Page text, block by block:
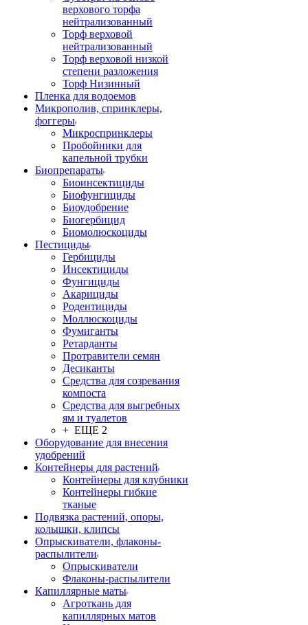
верхового торфа
нейтрализованный
Торф верховой
нейтрализованный
Торф верховой низкой
степени разложения
Торф Низинный
Пленка для водоемов
Микрополив, спринклеры,
фоггеры
Микроспринклеры
Пробойники для
капельной трубки
Биопрепараты
Биоинсектициды
Биофунгициды
Биоудобрение
Биогербицид
Биомолюскоциды
Пестициды
Гербициды
Инсектициды
Фунгициды
Акарициды
Родентициды
Моллюскоциды
Фумиганты
Ретарданты
Протравители семян
Десиканты
Средства для созревания
компоста
Средства для выгребных
ям и туалетов
+ ЕЩЕ 2
Оборудование для внесения
удобрений
Контейнеры для растений
Контейнеры для клубники
Контейнеры гибкие
тканые
Подвязка растений, опоры,
колышки, клипсы
Опрыскиватели, флаконы-
распылители
Опрыскиватели
Флаконы-распылители
Капиллярные маты
Агроткань для
капиллярных матов